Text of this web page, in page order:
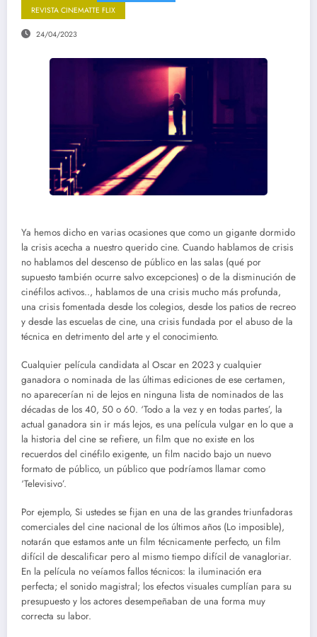
REVISTA CINEMATTE FLIX
24/04/2023
Ya hemos dicho en varias ocasiones que como un gigante dormido
la crisis acecha a nuestro querido cine. Cuando hablamos de crisis
no hablamos del descenso de público en las salas (qué por
supuesto también ocurre salvo excepciones) o de la disminución de
cinéfilos activos.., hablamos de una crisis mucho más profunda,
una crisis fomentada desde los colegios, desde los patios de recreo
y desde las escuelas de cine, una crisis fundada por el abuso de la
técnica en detrimento del arte y el conocimiento.
Cualquier película candidata al Oscar en 2023 y cualquier
ganadora o nominada de las últimas ediciones de ese certamen,
no aparecerían ni de lejos en ninguna lista de nominados de las
décadas de los 40, 50 o 60. ‘Todo a la vez y en todas partes’, la
actual ganadora sin ir más lejos, es una película vulgar en lo que a
la historia del cine se refiere, un film que no existe en los
recuerdos del cinéfilo exigente, un film nacido bajo un nuevo
formato de público, un público que podríamos llamar como
‘Televisivo’.
Por ejemplo, Si ustedes se fijan en una de las grandes triunfadoras
comerciales del cine nacional de los últimos años (Lo imposible),
notarán que estamos ante un film técnicamente perfecto, un film
difícil de descalificar pero al mismo tiempo difícil de vanagloriar.
En la película no veíamos fallos técnicos: la iluminación era
perfecta; el sonido magistral; los efectos visuales cumplían para su
presupuesto y los actores desempeñaban de una forma muy
correcta su labor.